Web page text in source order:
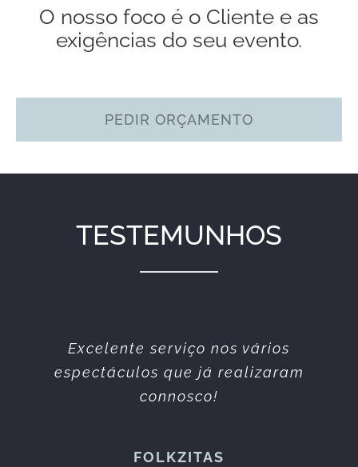
O nosso foco é o Cliente e as
exigências do seu evento.
PEDIR ORÇAMENTO
TESTEMUNHOS
Excelente serviço nos vários
espectáculos que já realizaram
connosco!
FOLKZITAS
Equipa simpática e profissional.
Sempre prestáveis. Todos os
serviços prestados sempre da